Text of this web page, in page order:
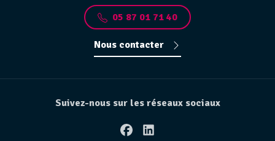
05 87 01 71 40
Nous contacter
Suivez-nous sur les réseaux sociaux
FacebookLinkedin